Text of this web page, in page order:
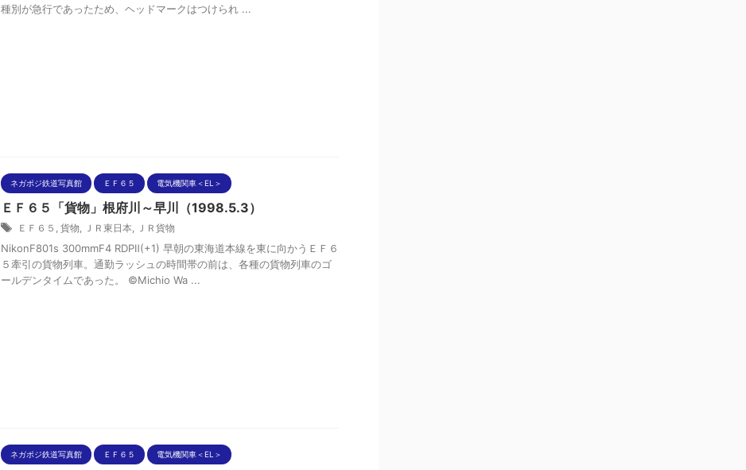
種別が急行であったため、ヘッドマークはつけられ ...
ネガポジ鉄道写真館 ＥＦ６５ 電気機関車＜EL＞
ＥＦ６５「貨物」根府川～早川（1998.5.3）
ＥＦ６５ , 貨物, ＪＲ東日本, ＪＲ貨物
NikonF801s 300mmF4 RDPⅡ(+1) 早朝の東海道本線を東に向かうＥＦ６
５牽引の貨物列車。通勤ラッシュの時間帯の前は、各種の貨物列車のゴ
ールデンタイムであった。 ©Michio Wa ...
ネガポジ鉄道写真館 ＥＦ６５ 電気機関車＜EL＞